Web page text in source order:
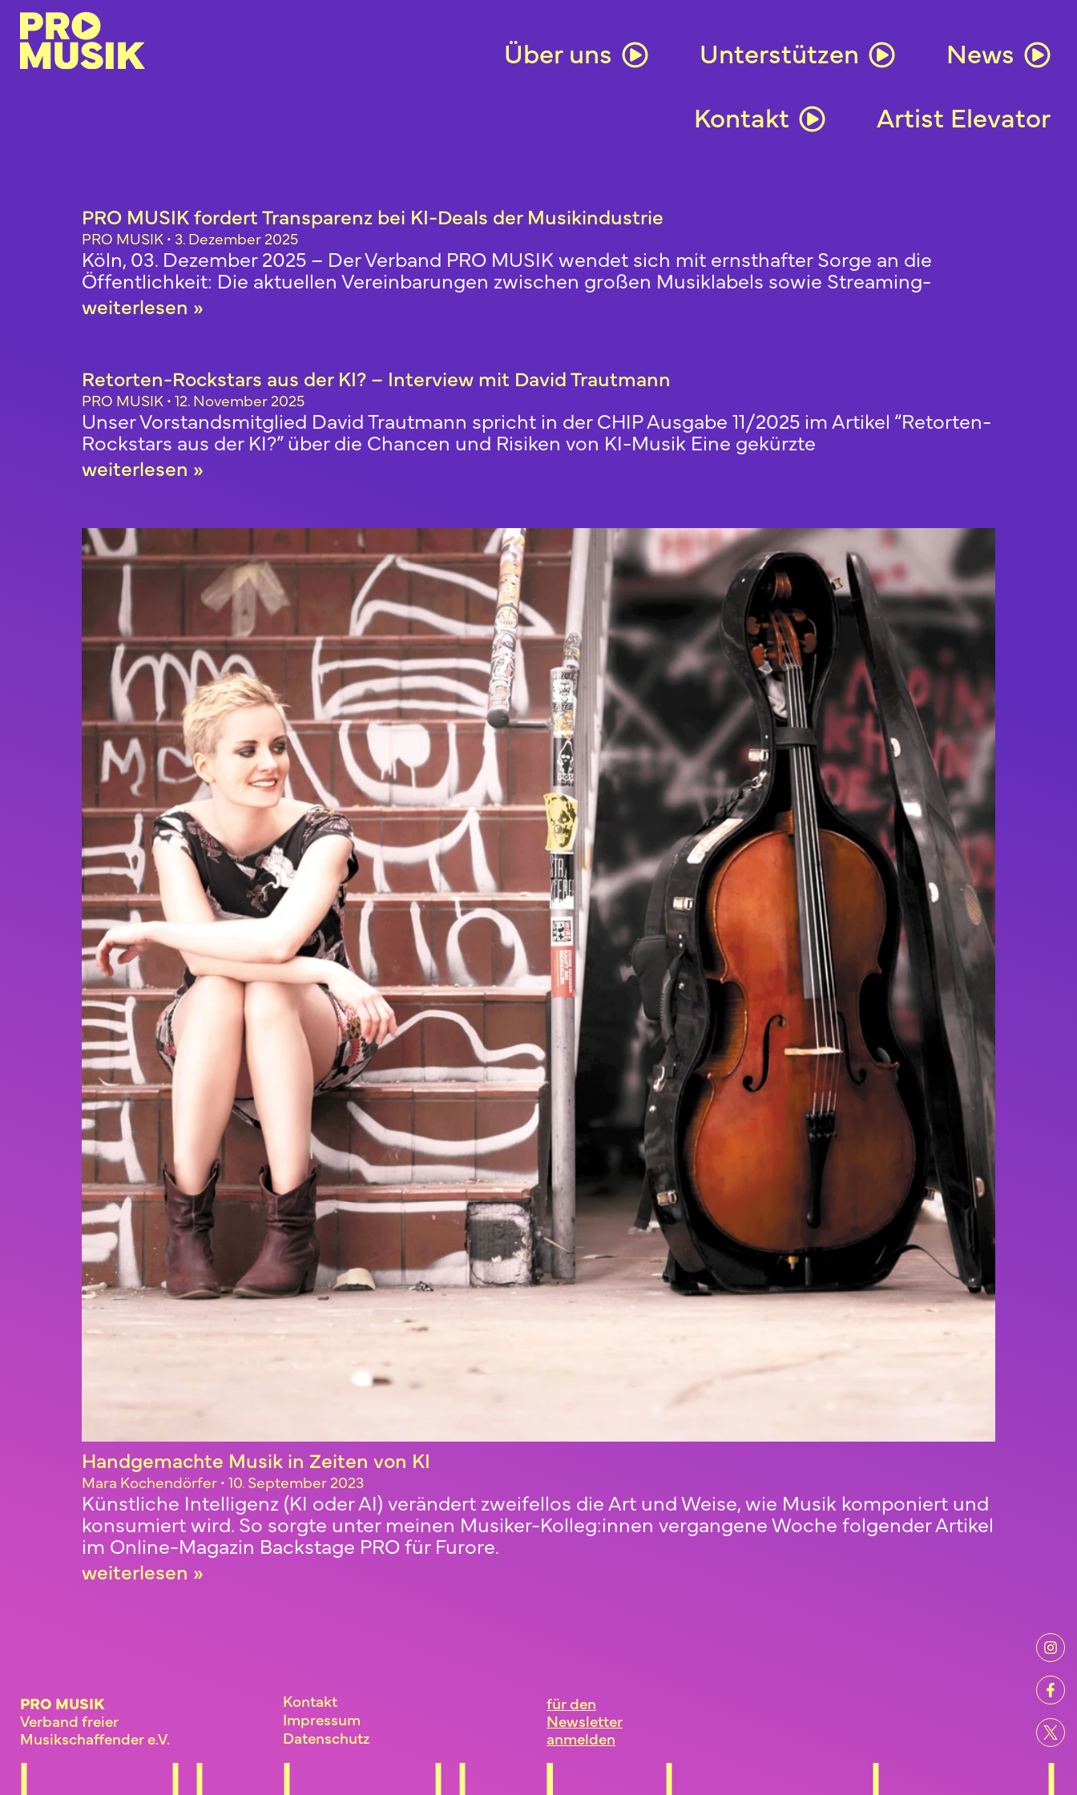
Über uns Unterstützen
News
Kontakt
Artist Elevator
PRO MUSIK fordert Transparenz bei KI-Deals der Musikindustrie
PRO MUSIK 3. Dezember 2025
Köln, 03. Dezember 2025 – Der Verband PRO MUSIK wendet sich mit ernsthafter Sorge an die
Öffentlichkeit: Die aktuellen Vereinbarungen zwischen großen Musiklabels sowie Streaming-
weiterlesen »
Retorten-Rockstars aus der KI? – Interview mit David Trautmann
PRO MUSIK 12. November 2025
Unser Vorstandsmitglied David Trautmann spricht in der CHIP Ausgabe 11/2025 im Artikel “Retorten-
Rockstars aus der KI?” über die Chancen und Risiken von KI-Musik Eine gekürzte
weiterlesen »
Handgemachte Musik in Zeiten von KI
Mara Kochendörfer 10. September 2023
Künstliche Intelligenz (KI oder AI) verändert zweifellos die Art und Weise, wie Musik komponiert und
konsumiert wird. So sorgte unter meinen Musiker-Kolleg:innen vergangene Woche folgender Artikel
im Online-Magazin Backstage PRO für Furore.
weiterlesen »
PRO MUSIK
Verband freier
Musikschaffender e.V.
Kontakt
Impressum
Datenschutz
für den
Newsletter
anmelden